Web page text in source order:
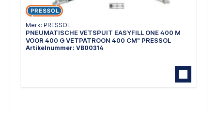
Merk: PRESSOL
PNEUMATISCHE VETSPUIT EASYFILL ONE 400 M
VOOR 400 G VETPATROON 400 CM³ PRESSOL
Artikelnummer: VB00314